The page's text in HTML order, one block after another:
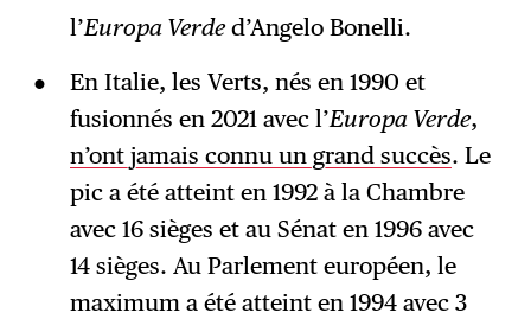
l’Europa Verded’Angelo Bonelli.
En Italie, les Verts, nés en 1990 et
fusionnés en 2021 avec l’Europa Verde,
n’ont jamais connu un grand succès. Le
pic a été atteint en 1992 à la Chambre
avec 16 sièges et au Sénat en 1996 avec
14 sièges. Au Parlement européen, le
maximum a été atteint en 1994 avec 3